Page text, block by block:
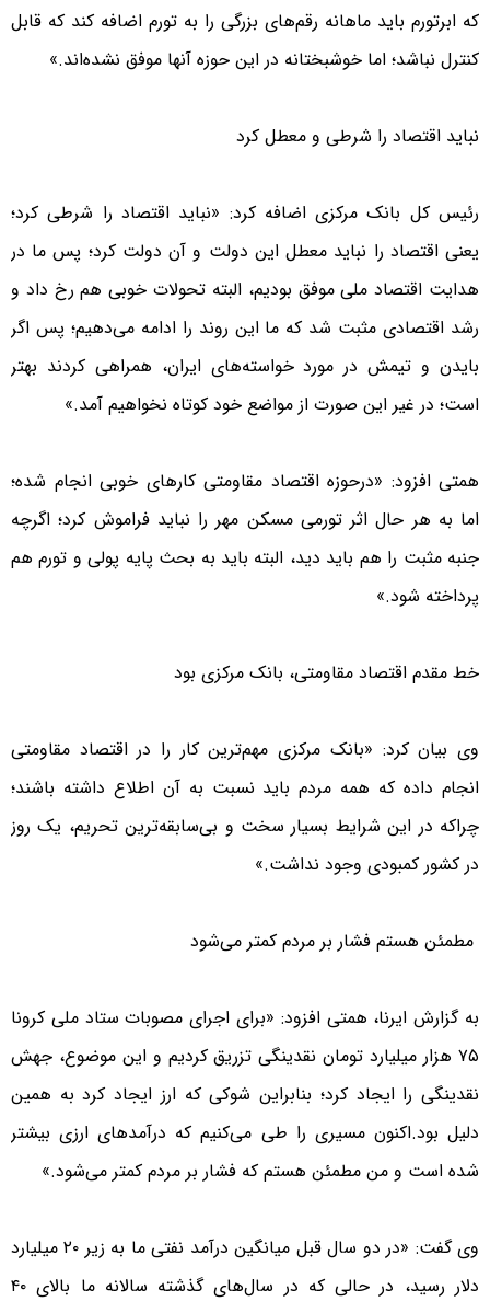
که ابرتورم باید ماهانه رقم‌های بزرگی را به تورم اضافه کند که قابل
کنترل نباشد؛ اما خوشبختانه در این حوزه آنها موفق نشده‌اند.»
نباید اقتصاد را شرطی و معطل کرد
رئیس کل بانک مرکزی اضافه کرد: «نباید اقتصاد را شرطی کرد؛
یعنی اقتصاد را نباید معطل این دولت و آن دولت کرد؛ پس ما در
هدایت اقتصاد ملی موفق بودیم، البته تحولات خوبی هم رخ داد و
رشد اقتصادی مثبت شد که ما این روند را ادامه می‌دهیم؛ پس اگر
بایدن و تیمش در مورد خواسته‌های ایران، همراهی کردند بهتر
است؛ در غیر این صورت از مواضع خود کوتاه نخواهیم آمد.»
همتی افزود: «درحوزه اقتصاد مقاومتی کارهای خوبی انجام شده؛
اما به هر حال اثر تورمی مسکن مهر را نباید فراموش کرد؛ اگرچه
جنبه مثبت را هم باید دید، البته باید به بحث پایه پولی و تورم هم
پرداخته شود.»
خط مقدم اقتصاد مقاومتی، بانک مرکزی بود
وی بیان کرد: «بانک مرکزی مهم‌ترین کار را در اقتصاد مقاومتی
انجام داده که همه مردم باید نسبت به آن اطلاع داشته باشند؛
چراکه در این شرایط بسیار سخت و بی‌سابقه‌ترین تحریم، یک روز
در کشور کمبودی وجود نداشت.»
مطمئن هستم فشار بر مردم کمتر می‌شود
به گزارش ایرنا، همتی افزود: «برای اجرای مصوبات ستاد ملی کرونا
۷۵ هزار میلیارد تومان نقدینگی تزریق کردیم و این موضوع، جهش
نقدینگی را ایجاد کرد؛ بنابراین شوکی که ارز ایجاد کرد به همین
دلیل بود.اکنون مسیری را طی می‌کنیم که درآمدهای ارزی بیشتر
شده است و من مطمئن هستم که فشار بر مردم کمتر می‌شود.»
وی گفت: «در دو سال قبل میانگین درآمد نفتی ما به زیر ۲۰ میلیارد
دلار رسید، در حالی که در سال‌های گذشته سالانه ما بالای ۴۰